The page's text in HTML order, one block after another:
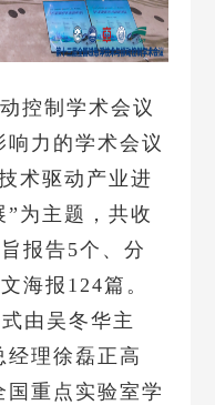
控制学术会议
力的学术会议
术驱动产业进
为主题，共收
报告5个、分
海报124篇。
由吴冬华主
经理徐磊正高
重点实验室学